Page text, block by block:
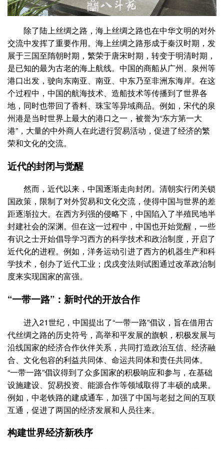
除了陆上丝绸之路，海上丝绸之路也在中华文明的对外
交流中发挥了重要作用。海上丝绸之路形成于秦汉时期，发
展于三国至隋朝时期，繁荣于唐宋时期，转变于明清时期，
是已知的最为古老的海上航线。中国的商船从广州、泉州等
港口出发，驶向东南亚、南亚、中东乃至非洲东海岸。在这
个过程中，中国的航海技术、造船技术等传播到了世界各
地，同时也带回了香料、珠宝等异域商品。例如，宋代的泉
州港是当时世界上最大的港口之一，被誉为“东方第一大
港”，大量的中外商人在此进行贸易活动，促进了经济的繁
荣和文化的交流。
近代的封闭与觉醒
然而，近代以来，中国逐渐走向封闭。清朝实行闭关锁
国政策，限制了对外贸易和文化交流，使得中国与世界的差
距逐渐拉大。在西方列强的侵略下，中国陷入了半殖民地半
封建社会的深渊。但在这一过程中，中国也开始觉醒，一些
有识之士开始倡导学习西方的科学技术和政治制度，开启了
近代化的进程。例如，洋务运动引进了西方的机器生产和科
学技术，创办了近代工业；戊戌变法则试图通过改革政治制
度来实现国家的富强。
“一带一路”：新时代的开放合作
进入21世纪，中国提出了“一带一路”倡议，旨在借用古
代丝绸之路的历史符号，高举和平发展的旗帜，积极发展与
沿线国家的经济合作伙伴关系，共同打造政治互信、经济融
合、文化包容的利益共同体、命运共同体和责任共同体。
“一带一路”倡议得到了众多国家的积极响应和参与，在基础
设施建设、贸易投资、能源合作等领域取得了丰硕的成果。
例如，中老铁路的建成通车，加强了中国与老挝之间的互联
互通，促进了两国的经济发展和人员往来。
构建世界经济新秩序